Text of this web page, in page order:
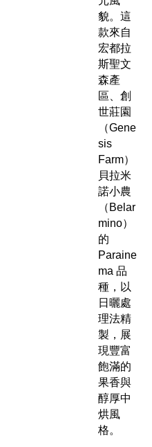
貌。這
款來自
宏都拉
斯聖文
森產
區、創
世莊園
（Gene
sis
Farm）
貝拉米
諾小農
（Belar
mino）
的
Paraine
ma 品
種，以
日曬處
理法精
製，展
現豐富
飽滿的
果香與
醇厚中
烘風
格。